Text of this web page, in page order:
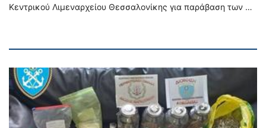
Κεντρικού Λιμεναρχείου Θεσσαλονίκης για παράβαση των …